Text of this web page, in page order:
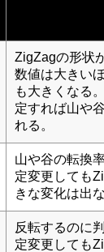
ZigZagの形状
数値は大きい
も大きくなる
定すれば山や
れる。
山や谷の転換
定変更しても
きな変化は出な
反転するのに
定変更しても